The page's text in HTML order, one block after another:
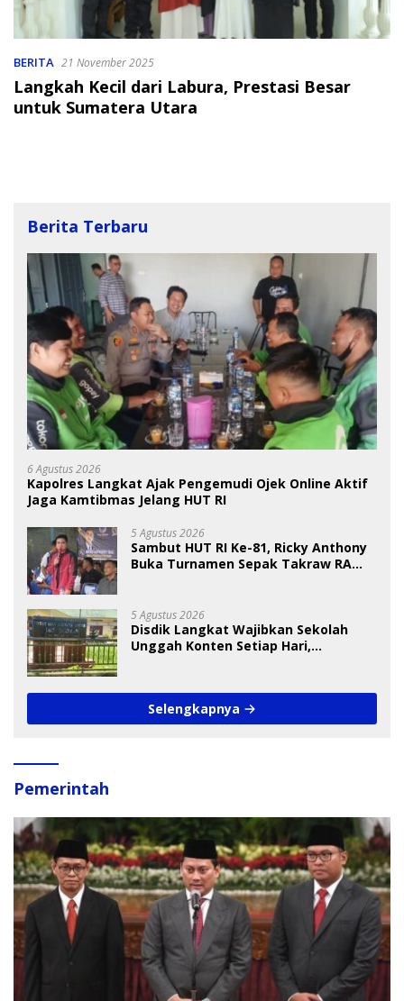
BERITA 21 November 2025
Langkah Kecil dari Labura, Prestasi Besar
untuk Sumatera Utara
Berita Terbaru
6 Agustus 2026
Kapolres Langkat Ajak Pengemudi Ojek Online Aktif
Jaga Kamtibmas Jelang HUT RI
5 Agustus 2026
Sambut HUT RI Ke-81, Ricky Anthony
Buka Turnamen Sepak Takraw RA
5 Agustus 2026
Disdik Langkat Wajibkan Sekolah
Unggah Konten Setiap Hari,
Selengkapnya
Pemerintah